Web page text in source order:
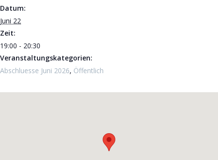
Datum:
Juni 22
Zeit:
19:00 - 20:30
Veranstaltungskategorien:
Abschluesse Juni 2026, Öffentlich